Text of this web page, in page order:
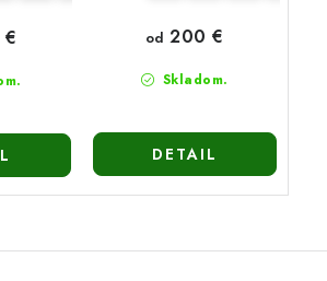
Skladom.
od 200 €
DETAIL